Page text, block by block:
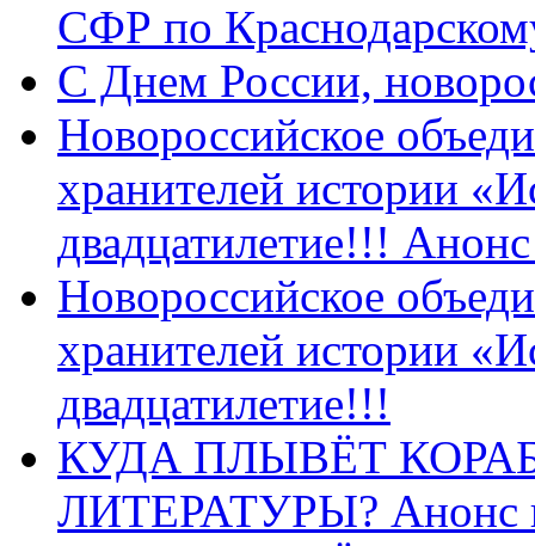
СФР по
C Днем России,
Новороссийское
хранителей истории
двадцатилетие!!!
Новороссийское
хранителей истории
двадцатилетие!!!
КУДА ПЛЫВЁТ
ЛИТЕРАТУРЫ? Анонс